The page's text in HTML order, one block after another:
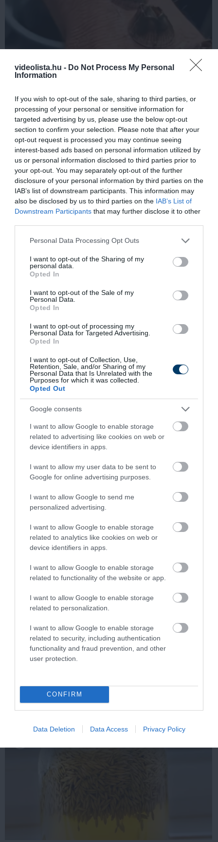
videolista.hu - Do Not Process My Personal
Information
If you wish to opt-out of the sale, sharing to third parties, or
processing of your personal or sensitive information for
targeted advertising by us, please use the below opt-out
section to confirm your selection. Please note that after your
opt-out request is processed you may continue seeing
interest-based ads based on personal information utilized by
us or personal information disclosed to third parties prior to
your opt-out. You may separately opt-out of the further
disclosure of your personal information by third parties on the
IAB’s list of downstream participants. This information may
also be disclosed by us to third parties on the IAB’s List of
Downstream Participants that may further disclose it to other
Please note that this website/app uses one or more Google
not limited to your visit or usage behaviour. You may click to
grant or deny consent to Google and its third-party tags to
use your data for below specified purposes in below Google
consent section.
Personal Data Processing Opt Outs
I want to opt-out of the Sharing of my
personal data.
Opted In
I want to opt-out of the Sale of my
Personal Data.
Opted In
I want to opt-out of processing my
Personal Data for Targeted Advertising.
Opted In
I want to opt-out of Collection, Use,
Retention, Sale, and/or Sharing of my
Personal Data that Is Unrelated with the
Purposes for which it was collected.
Opted Out
Google consents
I want to allow Google to enable storage
related to advertising like cookies on web or
device identifiers in apps.
I want to allow my user data to be sent to
Google for online advertising purposes.
I want to allow Google to send me
personalized advertising.
I want to allow Google to enable storage
related to analytics like cookies on web or
device identifiers in apps.
I want to allow Google to enable storage
related to functionality of the website or app.
I want to allow Google to enable storage
related to personalization.
I want to allow Google to enable storage
related to security, including authentication
functionality and fraud prevention, and other
user protection.
CONFIRM
Data Deletion Data Access Privacy Policy
5 Hidden Signs You Have Worms Inside Your
Body
462 33 147
7 h 28 min
This Simple Trick Removes All Parasites From
Your Body!
466 44
8 h 18 min
373 168 102
5 h 44 min
Stop Eating These 3 Foods That Are Known to
Cause Parasites
420 155 123